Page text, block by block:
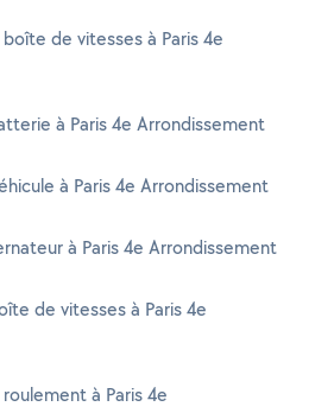
de vitesses à Paris 4e
à Paris 4e Arrondissement
à Paris 4e Arrondissement
à Paris 4e Arrondissement
de vitesses à Paris 4e
à Paris 4e